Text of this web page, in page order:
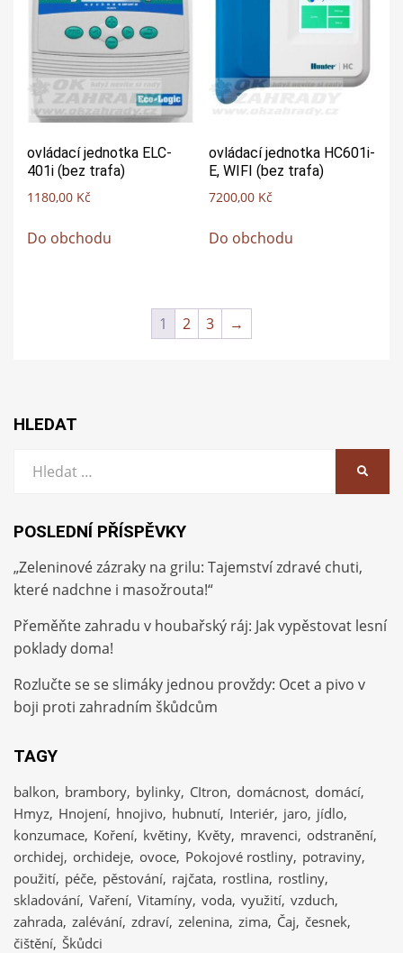
ovládací jednotka ELC-
401i (bez trafa)
1180,00 Kč
Do obchodu
ovládací jednotka HC601i-
E, WIFI (bez trafa)
7200,00 Kč
Do obchodu
1 2 3 →
HLEDAT
POSLEDNÍ PŘÍSPĚVKY
„Zeleninové zázraky na grilu: Tajemství zdravé chuti,
které nadchne i masožrouta!“
Přeměňte zahradu v houbařský ráj: Jak vypěstovat lesní
poklady doma!
Rozlučte se se slimáky jednou provždy: Ocet a pivo v
boji proti zahradním škůdcům
TAGY
balkon brambory bylinky CItron domácnost domácí
Hmyz Hnojení hnojivo hubnutí Interiér jaro jídlo
konzumace Koření květiny Květy mravenci odstranění
orchidej orchideje ovoce Pokojové rostliny potraviny
použití péče pěstování rajčata rostlina rostliny
skladování Vaření Vitamíny voda využití vzduch
zahrada zalévání zdraví zelenina zima Čaj česnek
čištění Škůdci